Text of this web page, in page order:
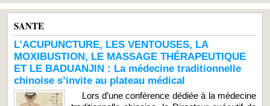
SANTE
L’ACUPUNCTURE, LES VENTOUSES, LA
MOXIBUSTION, LE MASSAGE THÉRAPEUTIQUE
ET LE BADUANJIN : La médecine traditionnelle
chinoise s’invite au plateau médical
Lors d’une conférence dédiée à la médecine